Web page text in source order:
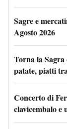
Sagre e
Agosto 2026
Torna la
patate, piatti
Concerto di
clavicembalo e